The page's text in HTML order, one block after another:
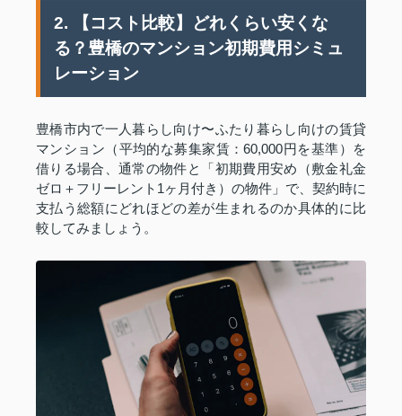
2. 【コスト比較】どれくらい安くな
る？豊橋のマンション初期費用シミュ
レーション
豊橋市内で一人暮らし向け〜ふたり暮らし向けの賃貸
マンション（平均的な募集家賃：60,000円を基準）を
借りる場合、通常の物件と「初期費用安め（敷金礼金
ゼロ＋フリーレント1ヶ月付き）の物件」で、契約時に
支払う総額にどれほどの差が生まれるのか具体的に比
較してみましょう。